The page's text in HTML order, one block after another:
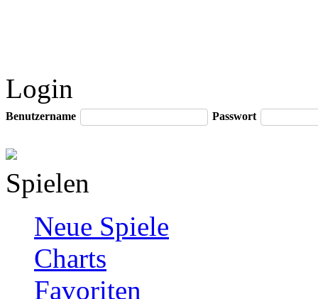
Login
Benutzername Passwort
Spielen
Neue Spiele
Charts
Favoriten